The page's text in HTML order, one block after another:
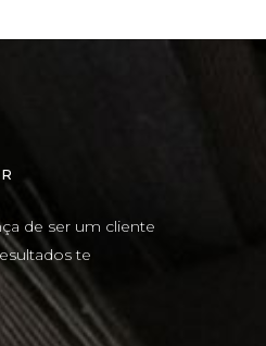
de ser um cliente
te